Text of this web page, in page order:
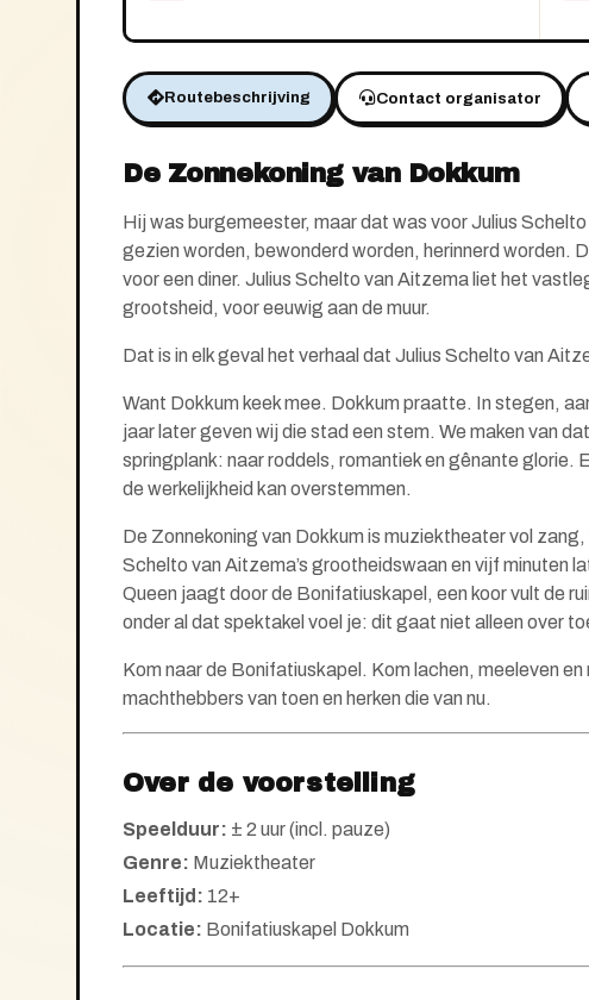
Routebeschrijving Contact organisator
De Zonnekoning van Dokkum
Hij was burgemeester, maar dat was voor Julius
gezien worden, bewonderd worden, herinnerd worden.
voor een diner. Julius Schelto van Aitzema liet het
grootsheid, voor eeuwig aan de muur.
Dat is in elk geval het verhaal dat Julius Schelto van
Want Dokkum keek mee. Dokkum praatte. In stegen,
jaar later geven wij die stad een stem. We maken van
springplank: naar roddels, romantiek en gênante glorie.
de werkelijkheid kan overstemmen.
De Zonnekoning van Dokkum is muziektheater vol
Schelto van Aitzema’s grootheidswaan en vijf minuten
Queen jaagt door de Bonifatiuskapel, een koor vult de
onder al dat spektakel voel je: dit gaat niet alleen over
Kom naar de Bonifatiuskapel. Kom lachen, meeleven
machthebbers van toen en herken die van nu.
Over de voorstelling
Speelduur: ± 2 uur (incl. pauze)
Genre: Muziektheater
Leeftijd: 12+
Locatie: Bonifatiuskapel Dokkum